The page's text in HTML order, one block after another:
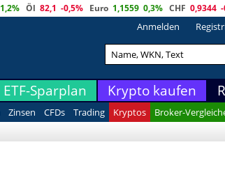
1,2% Öl 82,1 -0,5% Euro 1,1559 0,3% CHF 0,9344
Anmelden
ETF-Sparplan Krypto kaufen
Zinsen CFDs Trading Kryptos Broker-